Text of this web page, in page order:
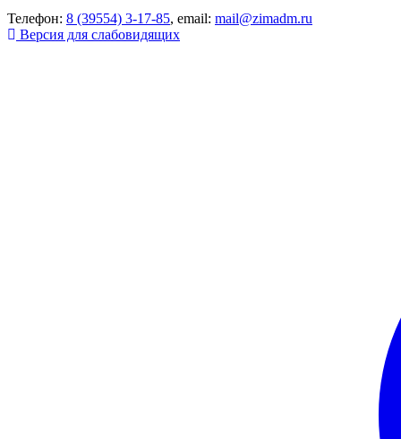
Телефон: 8 (39554) 3-17-85, email: mail@zimadm.ru
Версия для слабовидящих